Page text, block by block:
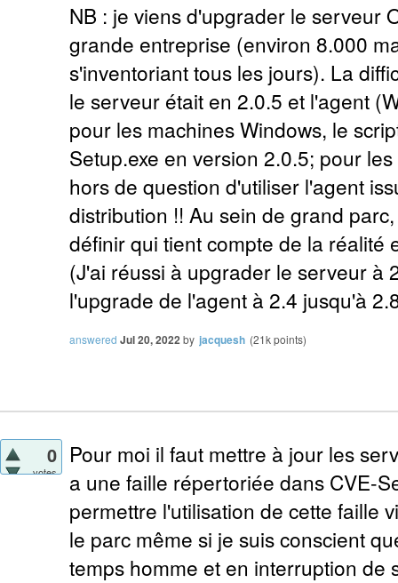
NB : je viens d'upgrader le serveur
grande entreprise (environ 8.000
s'inventoriant tous les jours). La
le serveur était en 2.0.5 et l'agent
pour les machines Windows, le
Setup.exe en version 2.0.5; pour
hors de question d'utiliser l'agent
distribution !! Au sein de grand
définir qui tient compte de la réalité
(J'ai réussi à upgrader le serveur à
l'upgrade de l'agent à 2.4 jusqu'à
answered Jul 20, 2022by jacquesh (21kpoints)
0
votes
Pour moi il faut mettre à jour les
a une faille répertoriée dans CVE-
permettre l'utilisation de cette faille
le parc même si je suis conscient
temps homme et en interruption de